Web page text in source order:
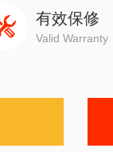
有效保修
Valid Warranty